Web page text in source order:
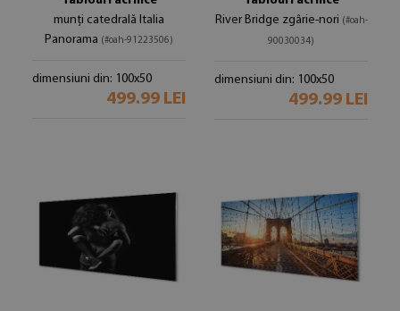
munți catedrală Italia
Panorama (#oah-91223506)
dimensiuni din: 100x50
499.99 LEI
River Bridge zgârie-nori (#oah-
90030034)
dimensiuni din: 100x50
499.99 LEI